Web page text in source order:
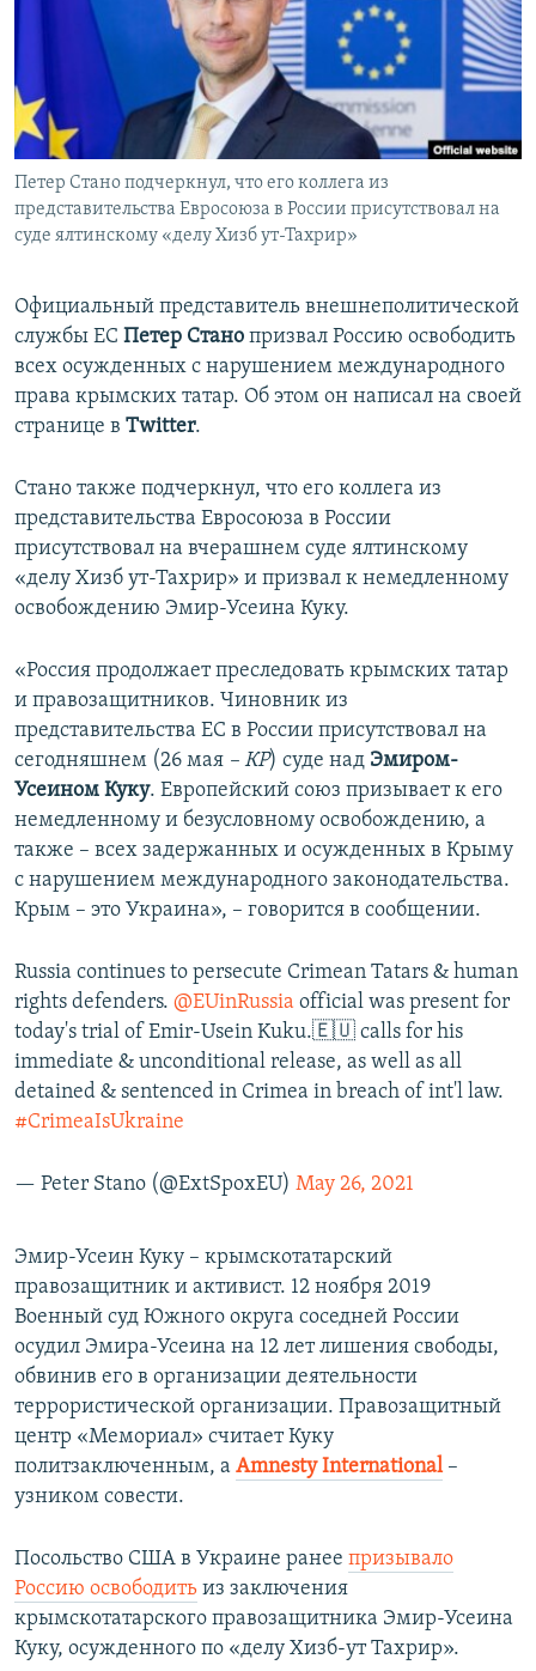
ПОБЕДИТЕЛЕЙ НЕ СУДЯТ?
КРЫМ.НЕПОКОРЕННЫЙ
ELIFBE
УКРАИНСКАЯ ПРОБЛЕМА КРЫМА
ПРИСОЕДИНЯЙТЕСЬ!
Все сайты RFE/RL
Петер Стано подчеркнул, что его коллега из
представительства Евросоюза в России присутствовал на
суде ялтинскому «делу Хизб ут-Тахрир»
Официальный представитель внешнеполитической
службы ЕС Петер Стано призвал Россию освободить
всех осужденных с нарушением международного
права крымских татар. Об этом он написал на своей
странице в Twitter.
Стано также подчеркнул, что его коллега из
представительства Евросоюза в России
присутствовал на вчерашнем суде ялтинскому
«делу Хизб ут-Тахрир» и призвал к немедленному
освобождению Эмир-Усеина Куку.
«Россия продолжает преследовать крымских татар
и правозащитников. Чиновник из
представительства ЕС в России присутствовал на
сегодняшнем (26 мая – КР) суде над Эмиром-
Усеином Куку. Европейский союз призывает к его
немедленному и безусловному освобождению, а
также – всех задержанных и осужденных в Крыму
с нарушением международного законодательства.
Крым – это Украина», – говорится в сообщении.
Russia continues to persecute Crimean Tatars & human
rights defenders. @EUinRussia official was present for
today's trial of Emir-Usein Kuku.🇪🇺 calls for his
immediate & unconditional release, as well as all
detained & sentenced in Crimea in breach of int'l law.
#CrimeaIsUkraine
— Peter Stano (@ExtSpoxEU) May 26, 2021
Эмир-Усеин Куку – крымскотатарский
правозащитник и активист. 12 ноября 2019
Военный суд Южного округа соседней России
осудил Эмира-Усеина на 12 лет лишения свободы,
обвинив его в организации деятельности
террористической организации. Правозащитный
центр «Мемориал» считает Куку
политзаключенным, а Amnesty International–
узником совести.
Посольство США в Украине ранее призывало
Россию освободить из заключения
крымскотатарского правозащитника Эмир-Усеина
Куку, осужденного по «делу Хизб-ут Тахрир».